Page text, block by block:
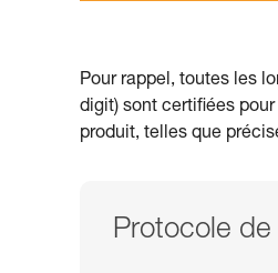
Pour rappel, toutes les
digit) sont certifiées
produit, telles que
Protocole